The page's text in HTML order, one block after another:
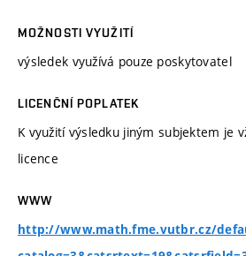
MOŽNOSTI VYUŽITÍ
výsledek využívá pouze poskytovatel
LICENČNÍ POPLATEK
K využití výsledku jiným subjektem je
licence
WWW
http://www.math.fme.vutbr.cz/